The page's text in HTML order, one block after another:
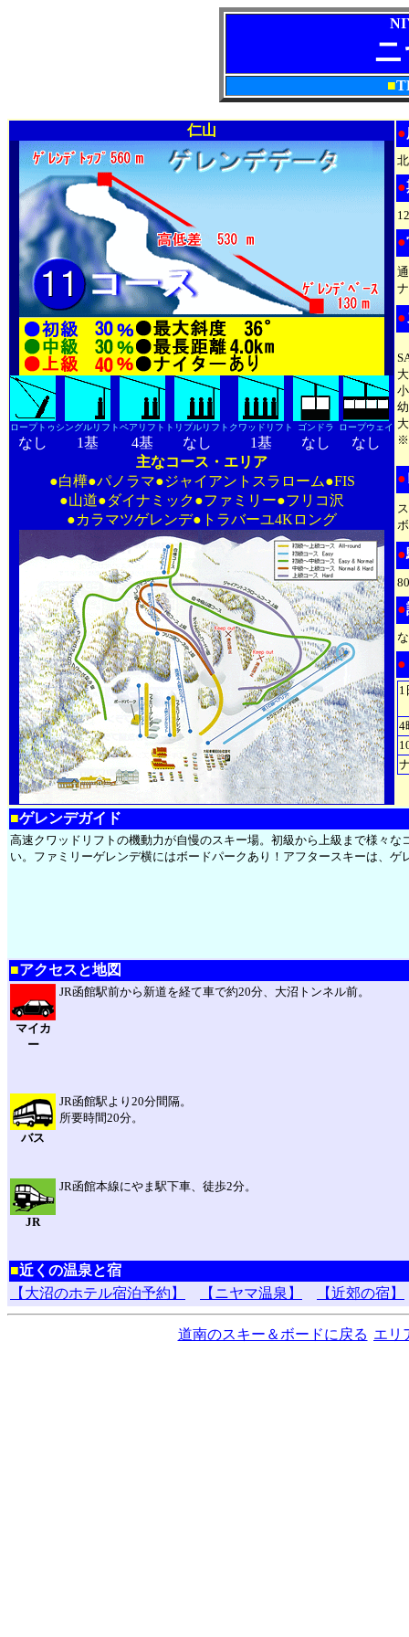
■
仁山
ロープトゥ
なし
シングルリフト
1基
ペアリフト
4基
トリプルリフト
なし
クワッドリフト
1基
ゴンドラ
なし
ロープウェイ
なし
主なコース・エリア
●白樺●パノラマ●ジャイアントスラローム●FIS
●山道●ダイナミック●ファミリー●フリコ沢
●カラマツゲレンデ●トラバーユ4Kロング
●
●
●
●
※
●
●
●
●
1
4
■ゲレンデガイド
高速クワッドリフトの機動力が自慢のスキー場。初級から上級まで様々
い。ファミリーゲレンデ横にはボードパークあり！アフタースキーは、ゲ
■アクセスと地図
マイカ
ー
JR函館駅前から新道を経て車で約20分、大沼トンネル前。
バス
JR函館駅より20分間隔。
所要時間20分。
JR
JR函館本線にやま駅下車、徒歩2分。
■近くの温泉と宿
【大沼のホテル宿泊予約】
【ニヤマ温泉】 【近郊の宿】
道南のスキー＆ボードに戻る エリ